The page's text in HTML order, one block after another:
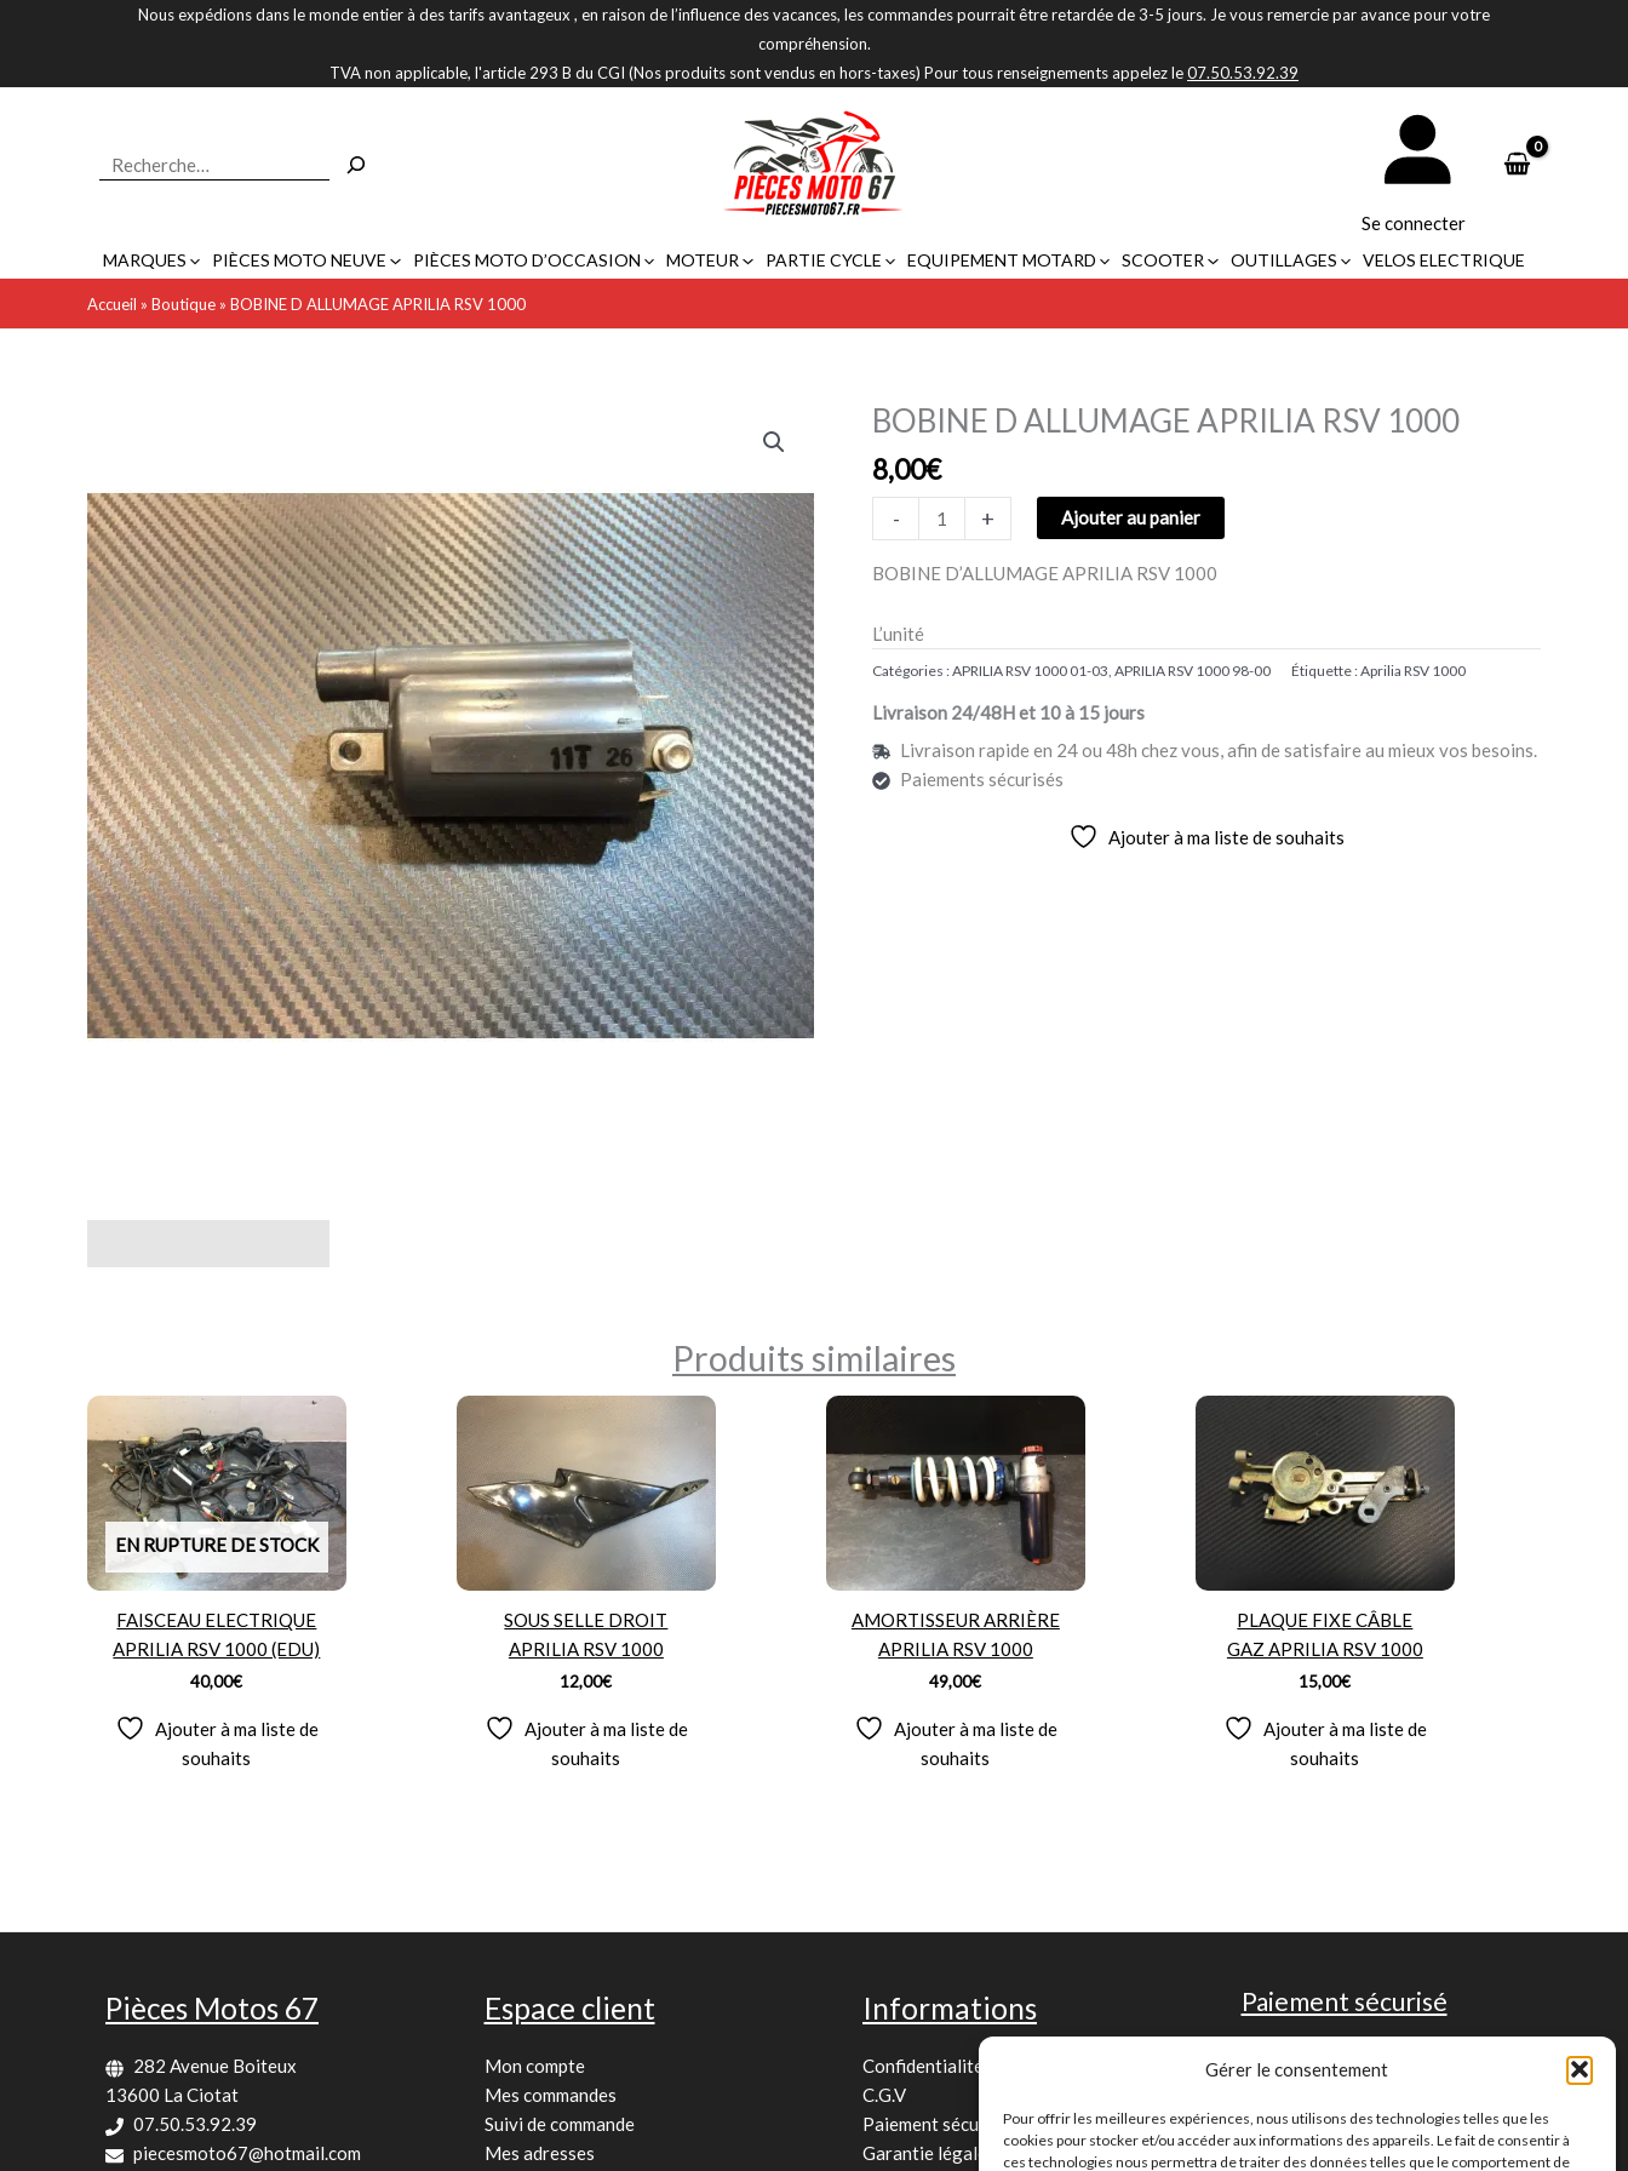
Gérer le consentement
Pour offrir les meilleures expériences, nous utilisons des technologies telles que les
cookies pour stocker et/ou accéder aux informations des appareils. Le fait de consentir à
ces technologies nous permettra de traiter des données telles que le comportement de
Nous expédions dans le monde entier à des tarifs avantageux , en raison de l’influence des vacances, les commandes pourrait être retardée de 3-5 jours. Je vous remercie par avance pour votre
compréhension.
TVA non applicable, l'article 293 B du CGI (Nos produits sont vendus en hors-taxes) Pour tous renseignements appelez le07.50.53.92.39
Se connecter
MARQUES PIÈCES MOTO NEUVE PIÈCES MOTO D’OCCASION MOTEUR PARTIE CYCLE EQUIPEMENT MOTARD SCOOTER OUTILLAGES VELOS ELECTRIQUE
Accueil » Boutique » BOBINE D ALLUMAGE APRILIA RSV 1000
BOBINE D ALLUMAGE APRILIA RSV 1000
8,00€
-
quantité
BOBINE
D
ALLUMAGE
+ Ajouter au panier
BOBINE D’ALLUMAGE APRILIA RSV 1000
L’unité
Catégories :APRILIA RSV 1000 01-03, APRILIA RSV 1000 98-00 Étiquette :Aprilia RSV 1000
Livraison 24/48H et 10 à 15 jours
Livraison rapide en 24 ou 48h chez vous, afin de satisfaire au mieux vos besoins.
Paiements sécurisés
Ajouter à ma liste de souhaits
Produits similaires
EN RUPTURE DE STOCK
FAISCEAU ELECTRIQUE
APRILIA RSV 1000 (EDU)
40,00€
Ajouter à ma liste de
souhaits
SOUS SELLE DROIT
APRILIA RSV 1000
12,00€
Ajouter à ma liste de
souhaits
AMORTISSEUR ARRIÈRE
APRILIA RSV 1000
49,00€
Ajouter à ma liste de
souhaits
PLAQUE FIXE CÂBLE
GAZ APRILIA RSV 1000
15,00€
Ajouter à ma liste de
souhaits
Pièces Motos 67
282 Avenue Boiteux
13600 La Ciotat
07.50.53.92.39
piecesmoto67@hotmail.com
Espace client
Mon compte
Mes commandes
Suivi de commande
Mes adresses
Informations
Confidentialité
C.G.V
Paiement sécurisé
Garantie légale
Paiement sécurisé